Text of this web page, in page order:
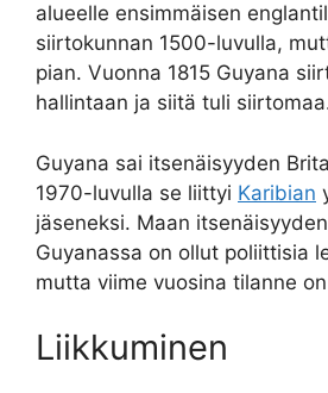
alueelle ensimmäisen
siirtokunnan 1500-luvulla,
pian. Vuonna 1815 Guyana
hallintaan ja siitä tuli
Guyana sai itsenäisyyden
1970-luvulla se liittyi Karibian
jäseneksi. Maan
Guyanassa on ollut poliittisia
mutta viime vuosina tilanne
Liikkuminen